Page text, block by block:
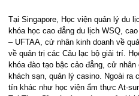
Tại Singapore, Học viện quản lý du
khóa học cao đẳng du lịch WSQ,
– UFTAA, cử nhân kinh doanh về
về quản trị các Câu lạc bộ giải trí.
khóa đào tạo bậc cảo đẳng, cử
khách sạn, quản lý casino. Ngoài ra
tín khác như học viện ẩm thực At-